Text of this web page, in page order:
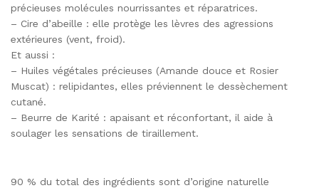
précieuses molécules nourrissantes et réparatrices.
– Cire d’abeille : elle protège les lèvres des agressions
extérieures (vent, froid).
Et aussi :
– Huiles végétales précieuses (Amande douce et Rosier
Muscat) : relipidantes, elles préviennent le dessèchement
cutané.
– Beurre de Karité : apaisant et réconfortant, il aide à
soulager les sensations de tiraillement.
90 % du total des ingrédients sont d’origine naturelle